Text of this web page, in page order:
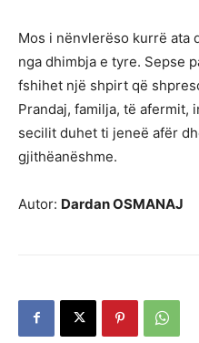
Mos i nënvlerëso kurrë ata
nga dhimbja e tyre. Sepse
fshihet një shpirt që
Prandaj, familja, të afermit,
secilit duhet ti jeneë afër
gjithëanëshme.
Autor: Dardan OSMANAJ